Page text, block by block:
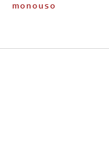
monouso